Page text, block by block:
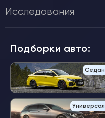
Исследования
Подборки авто:
Седан
Универсал